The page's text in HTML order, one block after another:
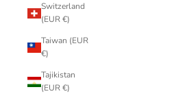
Switzerland
(EUR €)
Taiwan (EUR
€)
Tajikistan
(EUR €)